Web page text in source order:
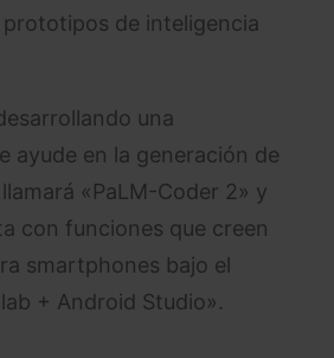
prototipos de inteligencia
una
ayude en la generación de
«PaLM-Coder 2» y
con funciones que creen
smartphones bajo el
+ Android Studio».